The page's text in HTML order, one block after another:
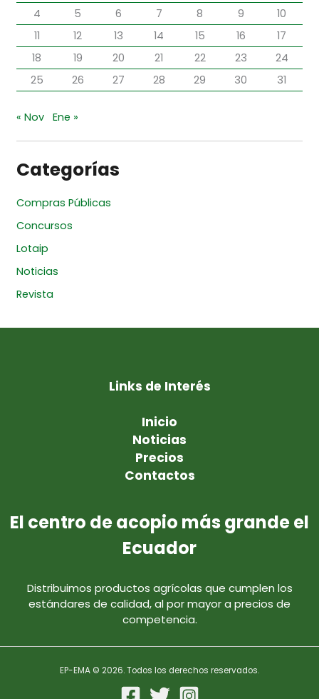
4
5 6 7 8 9
10
11
12 13 14 15 16
17
18
19 20 21 22 23
24
25
26 27 28 29 30 31
« Nov Ene »
Categorías
Compras Públicas
Concursos
Lotaip
Noticias
Revista
Links de Interés
Inicio
Noticias
Precios
Contactos
El centro de acopio más grande el
Ecuador
Distribuimos productos agrícolas que cumplen los
estándares de calidad, al por mayor a precios de
competencia.
EP-EMA © 2026. Todos los derechos reservados.